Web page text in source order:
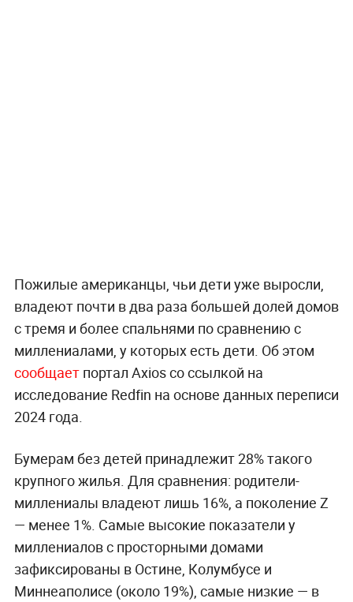
Пожилые американцы, чьи дети уже выросли,
владеют почти в два раза большей долей домов
с тремя и более спальнями по сравнению с
миллениалами, у которых есть дети. Об этом
сообщаетпортал Axios со ссылкой на
исследование Redfin на основе данных переписи
2024 года.
Бумерам без детей принадлежит 28% такого
крупного жилья. Для сравнения: родители-
миллениалы владеют лишь 16%, а поколение Z
— менее 1%. Самые высокие показатели у
миллениалов с просторными домами
зафиксированы в Остине, Колумбусе и
Миннеаполисе (около 19%), самые низкие — в